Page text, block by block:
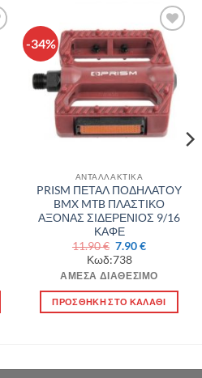
-34%
Πρόσθήκη
στην λίστα
επιθυμιών
ΑΝΤΑΛΛΑΚΤΙΚΑ
PRISM ΠΕΤΑΛ ΠΟΔΗΛΑΤΟΥ
BMX MTB ΠΛΑΣΤΙΚΟ
ΑΞΟΝΑΣ ΣΙΔΕΡΕΝΙΟΣ 9/16
ΚΑΦΕ
11.90€ Original
price
was:
11.90 €.
7.90€Η
είναι:
7.90 €.
Κωδ:738
ΆΜΕΣΑ ΔΙΑΘΈΣΙΜΟ
ΠΡΟΣΘΉΚΗ ΣΤΟ ΚΑΛΆΘΙ